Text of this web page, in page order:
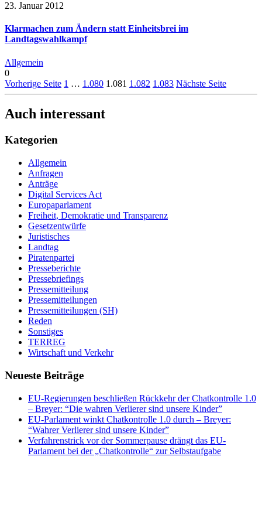
23. Januar 2012
Klarmachen zum Ändern statt Einheitsbrei im
Landtagswahlkampf
Allgemein
0
Vorherige Seite 1 … 1.080 1.081 1.082 1.083 Nächste Seite
Auch interessant
Kategorien
Allgemein
Anfragen
Anträge
Digital Services Act
Europaparlament
Freiheit, Demokratie und Transparenz
Gesetzentwürfe
Juristisches
Landtag
Piratenpartei
Presseberichte
Pressebriefings
Pressemitteilung
Pressemitteilungen
Pressemitteilungen (SH)
Reden
Sonstiges
TERREG
Wirtschaft und Verkehr
Neueste Beiträge
EU-Regierungen beschließen Rückkehr der Chatkontrolle 1.0
– Breyer: “Die wahren Verlierer sind unsere Kinder”
EU-Parlament winkt Chatkontrolle 1.0 durch – Breyer:
“Wahrer Verlierer sind unsere Kinder”
Verfahrenstrick vor der Sommerpause drängt das EU-
Parlament bei der „Chatkontrolle“ zur Selbstaufgabe